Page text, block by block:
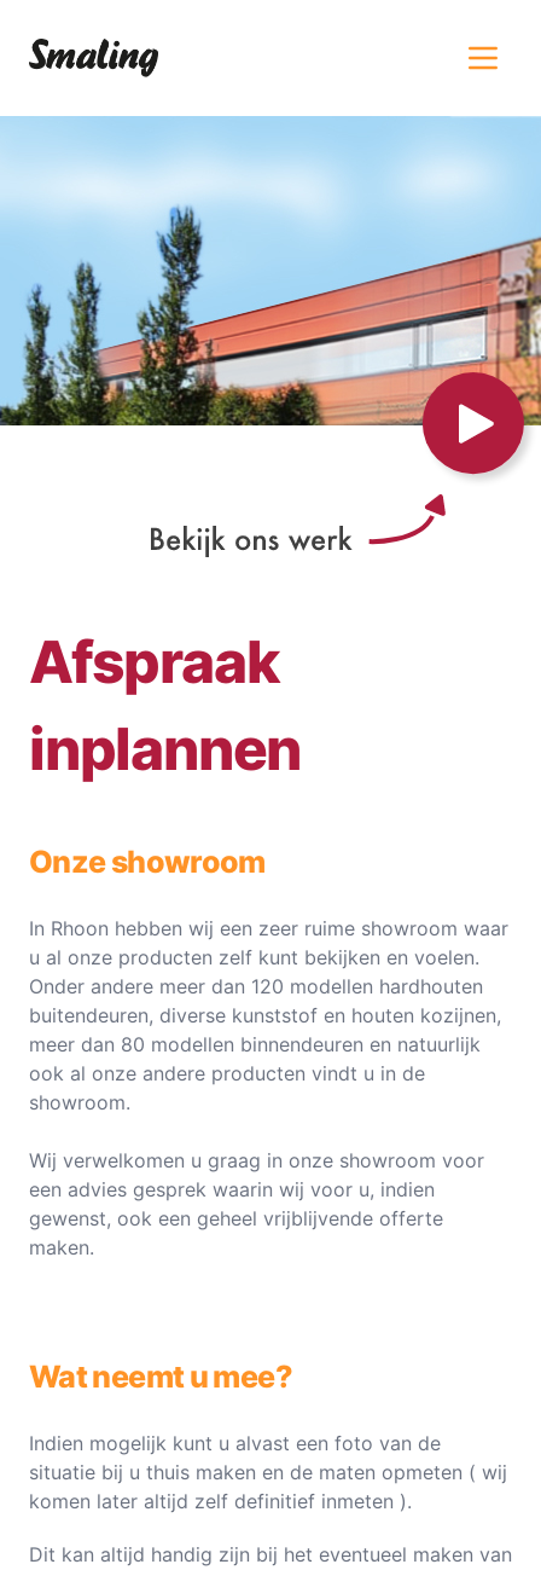
Afspraak
inplannen
Onze showroom
In Rhoon hebben wij een zeer ruime showroom waar
u al onze producten zelf kunt bekijken en voelen.
Onder andere meer dan 120 modellen hardhouten
buitendeuren, diverse kunststof en houten kozijnen,
meer dan 80 modellen binnendeuren en natuurlijk
ook al onze andere producten vindt u in de
showroom.
Wij verwelkomen u graag in onze showroom voor
een advies gesprek waarin wij voor u, indien
gewenst, ook een geheel vrijblijvende offerte
maken.
Wat neemt u mee?
Indien mogelijk kunt u alvast een foto van de
situatie bij u thuis maken en de maten opmeten ( wij
komen later altijd zelf definitief inmeten ).
Dit kan altijd handig zijn bij het eventueel maken van